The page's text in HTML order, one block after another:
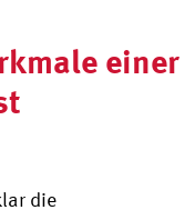
einer
die